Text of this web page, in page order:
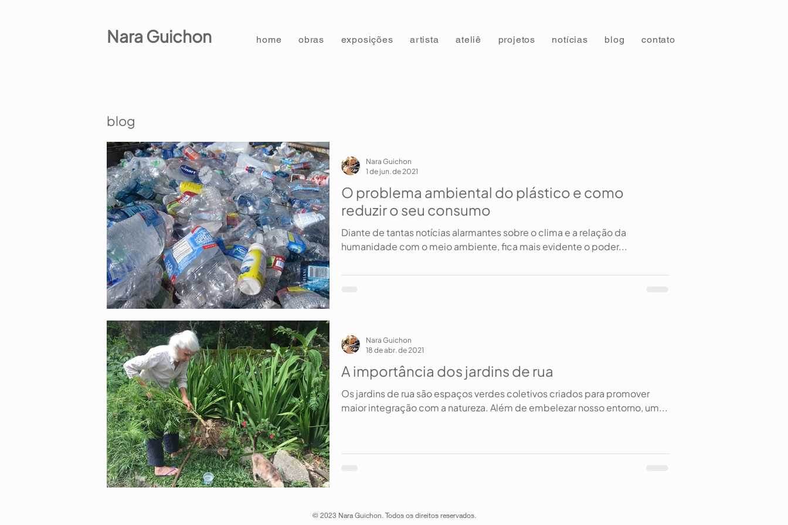
Nara Guichon home obras exposições artista ateliê projetos notícias blog contato
blog
O problema ambiental do plástico e como
reduzir o seu consumo
Diante de tantas notícias alarmantes sobre o clima e a relação da
humanidade com o meio ambiente, fica mais evidente o poder...
Nara Guichon
1 de jun. de 2021
A importância dos jardins de rua
Os jardins de rua são espaços verdes coletivos criados para promover
maior integração com a natureza. Além de embelezar nosso entorno, um...
Nara Guichon
18 de abr. de 2021
© 2023 Nara Guichon. Todos os direitos reservados.